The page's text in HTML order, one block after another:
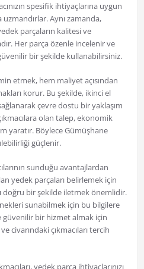
spesifik ihtiyaçlarına uygun
Aynı zamanda,
parçaların kalitesi ve
Her parça özenle incelenir ve
bir şekilde kullanabilirsiniz.
etmek, hem maliyet açısından
korur. Bu şekilde, ikinci el
çevre dostu bir yaklaşım
olan talep, ekonomik
yaratır. Böylece Gümüşhane
güçlenir.
sunduğu avantajlardan
yedek parçaları belirlemek için
doğru bir şekilde iletmek önemlidir.
sunabilmek için bu bilgilere
güvenilir bir hizmet almak için
civarındaki çıkmacıları tercih
yedek parça ihtiyaçlarınızı